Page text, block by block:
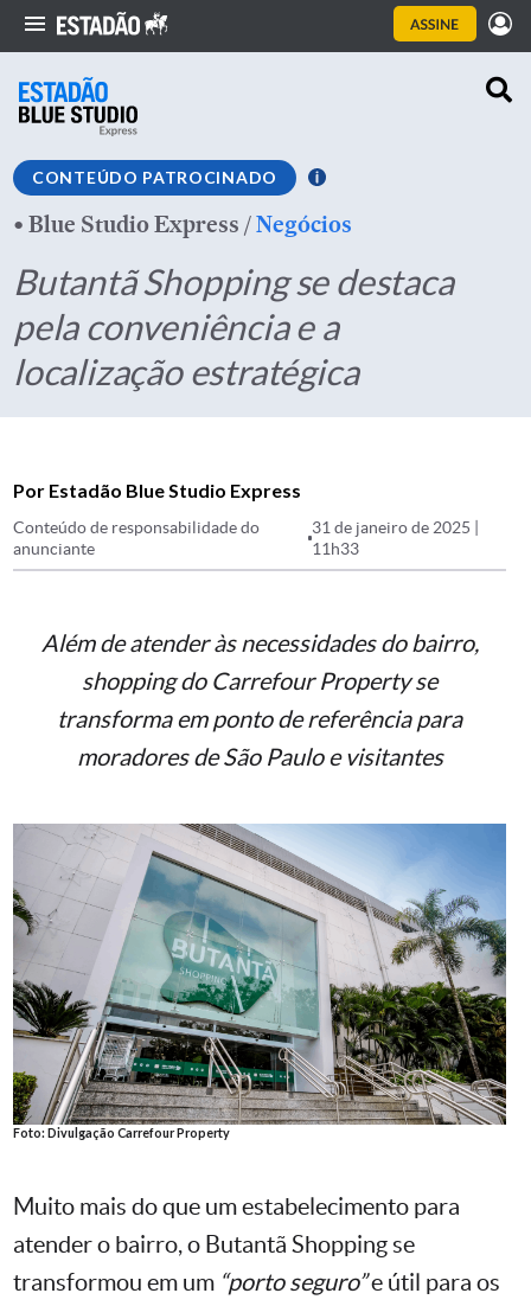
CONTEÚDO PATROCINADO
•Blue Studio Express/Negócios
Butantã Shopping se destaca
pela conveniência e a
localização estratégica
Por Estadão Blue Studio Express
Conteúdo de responsabilidade do
anunciante
31 de janeiro de 2025 |
11h33
Além de atender às necessidades do bairro,
shopping do Carrefour Property se
transforma em ponto de referência para
moradores de São Paulo e visitantes
Foto: Divulgação Carrefour Property
Muito mais do que um estabelecimento para
atender o bairro, o Butantã Shopping se
transformou em um “porto seguro”e útil para os